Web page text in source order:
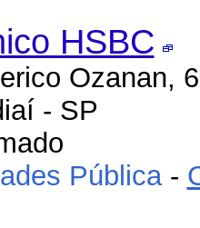
HSBC
Ozanan,
- SP
Pública-